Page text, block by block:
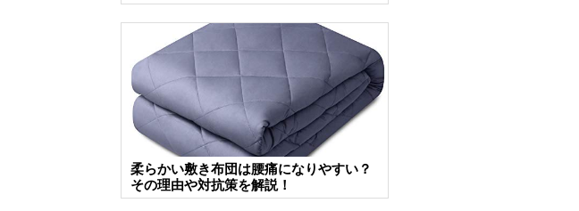
柔らかい敷き布団は腰痛になりやすい？
その理由や対抗策を解説！